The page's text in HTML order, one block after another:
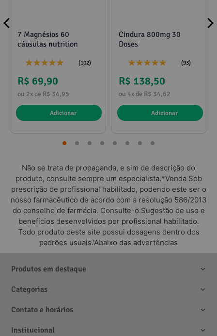
7 Magnésios 60
cápsulas nutrition
(102)
R$ 69,90
ou 2x de R$ 34,95
Adicionar
Cindura 800mg 30
Doses
(93)
R$ 138,50
ou 4x de R$ 34,62
Adicionar
Não se trata de propaganda, e sim de descrição do
produto, consulte sempre um especialista.*Venda Sob
prescrição de profissional habilitado, podendo este ser o
nosso farmacêutico de acordo com a resolução 586/2013
do conselho de farmácia. Consulte-o.Sugestão de uso e
benefícios desenvolvidos por profissional habilitado.
Todo produto deste site possui dosagens dentro dos
padrões usuais.'Abaixo das advertências
Produtos em destaque
Categorias
Contato e horários
Institucional